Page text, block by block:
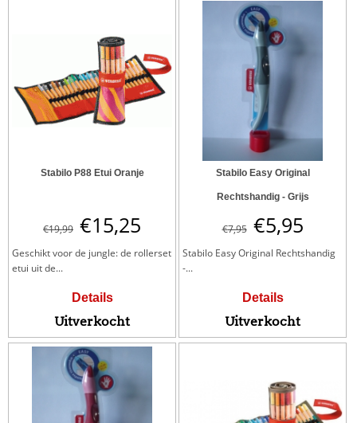
Stabilo P88 Etui Oranje
€19,99 €15,25
Geschikt voor de jungle: de rollerset
etui uit de...
Details
Uitverkocht
Stabilo Easy Original
Rechtshandig - Grijs
€7,95 €5,95
Stabilo Easy Original Rechtshandig
-...
Details
Uitverkocht